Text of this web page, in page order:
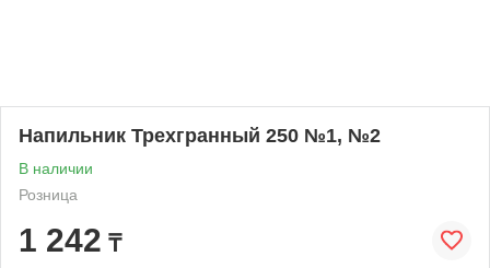
Напильник Трехгранный 250 №1, №2
В наличии
Розница
1 242 ₸